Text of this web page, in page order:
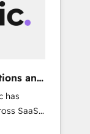
to end
📘
and
has
SaaS,